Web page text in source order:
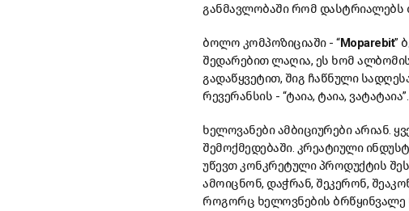
განმავლობაში რომ დასტრიალებს
ბოლო კომპოზიციაში - “Moparebit”
შედარებით ლაღია, ეს ხომ
გადაწყვეტით, შიგ ჩაწნული
რევერანსის - “ტაია, ტაია, ვატატაია”.
ხელოვანები ამბიციურები არიან.
შემოქმედებაში. კრეატიული
უწევთ კონკრეტული პროდუქტის
ამოიცნონ, დაჭრან, შეკერონ,
როგორც ხელოვნების ბრწყინვალე